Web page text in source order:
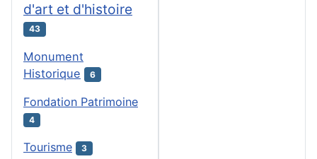
d'art et d'histoire
43
Monument
Historique
6
Fondation Patrimoine
4
Tourisme 3